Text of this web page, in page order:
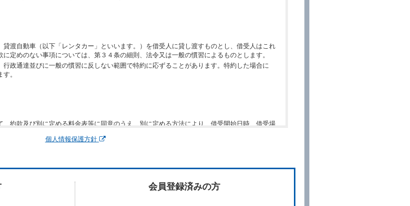
渡自動車（以下「レンタカー」といいます。）を借受人に貸し渡すものとし、借受人はこれ
定めのない事項については、第３４条の細則、法令又は一般の慣習によるものとします。
政通達並びに一般の慣習に反しない範囲で特約に応ずることがあります。特約した場合に
。
約款及び別に定める料金表等に同意のうえ、別に定める方法により、借受開始日時、借受場
、当社は、電話連絡並びに電子メールによる予約に応じますが、予約内容と実際に相違があっ
き、別に定める予約申込金を支払うものとします。
ようとするときは、あらかじめ当社の承諾を受けなければならないものとします。
個人情報保護方針
会員登録済みの方